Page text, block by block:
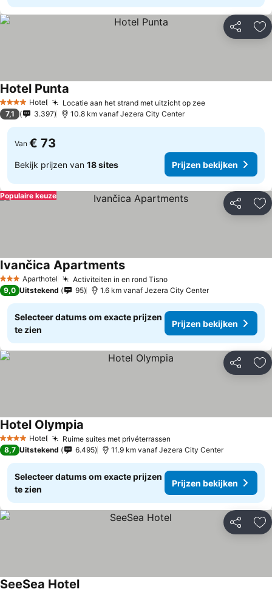
Delen
4 SterrenHotel Locatie aan het strand met uitzicht op zee
Hotel Punta
7,1 3.397 10.8 km vanaf Jezera City Center
Van € 73
Bekijk prijzen van 18 sites Prijzen bekijken
Delen
Populaire keuze
3 SterrenAparthotel Activiteiten in en rond Tisno
Ivančica Apartments
9,0 Uitstekend 95 1.6 km vanaf Jezera City Center
Selecteer datums om exacte prijzen
te zien
Prijzen bekijken
Delen
4 SterrenHotel Ruime suites met privéterrassen
Hotel Olympia
8,7 Uitstekend 6.495 11.9 km vanaf Jezera City Center
Selecteer datums om exacte prijzen
te zien
Prijzen bekijken
Delen
SeeSea Hotel